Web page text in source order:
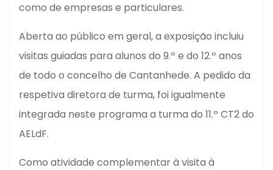
como de empresas e particulares.
Aberta ao público em geral, a exposição incluiu
visitas guiadas para alunos do 9.º e do 12.º anos
de todo o concelho de Cantanhede. A pedido da
respetiva diretora de turma, foi igualmente
integrada neste programa a turma do 11.º CT2 do
AELdF.
Como atividade complementar à visita à